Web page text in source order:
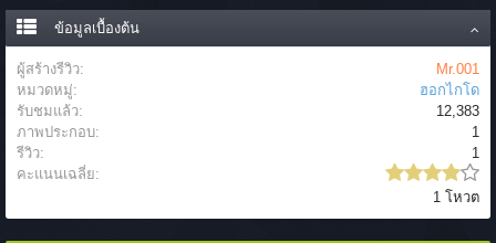
ข้อมูลเบื้องต้น
ผู้สร้างรีวิว:
Mr.001
หมวดหมู่:
ฮอกไกโด
รับชมแล้ว:
12,383
ภาพประกอบ:
1
รีวิว:
1
คะแนนเฉลี่ย:
1 โหวต